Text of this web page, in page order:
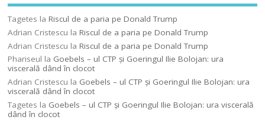
Tagetes laRiscul de a paria pe Donald Trump
Adrian Cristescu laRiscul de a paria pe Donald Trump
Adrian Cristescu laRiscul de a paria pe Donald Trump
Phariseul la Goebels – ul CTP şi Goeringul Ilie Bolojan: ura
viscerală dând în clocot
Adrian Cristescu la Goebels – ul CTP şi Goeringul Ilie Bolojan: ura
viscerală dând în clocot
Tagetes la Goebels – ul CTP şi Goeringul Ilie Bolojan: ura viscerală
dând în clocot